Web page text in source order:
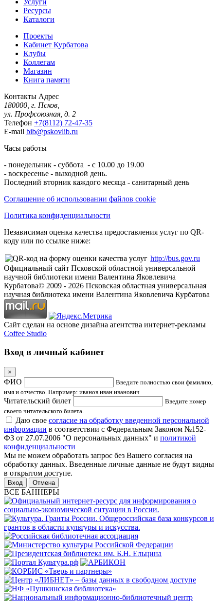
Ресурсы
Каталоги
Проекты
Кабинет Курбатова
Клубы
Коллегам
Магазин
Книга памяти
Контакты Адрес
180000, г. Псков,
ул. Профсоюзная, д. 2
Телефон +7(8112) 72-47-35
E-mail bib@pskovlib.ru
Часы работы
- понедельник - суббота - с 10.00 до 19.00
- воскресенье - выходной день.
Последний вторник каждого месяца - санитарный день
Соглашение об использовании файлов cookie
Политика конфиденциальности
Независимая оценка качества предоставления услуг по QR-
коду или по ссылке ниже:
http://bus.gov.ru
Официальный сайт Псковской областной универсальной
научной библиотеки имени Валентина Яковлевича
Курбатова© 2009 - 2026 Псковская областная универсальная
научная библиотека имени Валентина Яковлевича Курбатова
Сайт сделан на основе дизайна агентства интернет-рекламы
Coffee Studio
Вход в личный кабинет
×
ФИО
Введите полностью свои фамилию,
имя и отчество. Например: иванов иван иванович
Читательский билет
Введите номер
своего читательского билета.
Даю свое согласие на обработку введенной персональной
информации в соответствии с Федеральным Законом №152-
ФЗ от 27.07.2006 "О персональных данных" и политикой
конфиденциальности
Мы не можем обработать запрос без Вашего согласия на
обработку данных. Введенные личные данные не будут видны
в открытом доступе.
Отмена
ВСЕ БАННЕРЫ